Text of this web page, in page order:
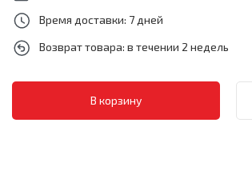
Время доставки: 7 дней
Возврат товара: в течении 2 недель